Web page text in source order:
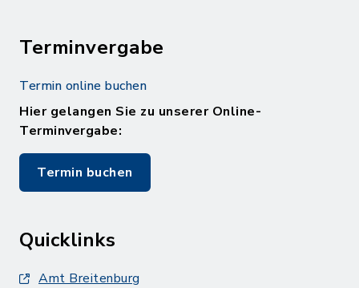
Terminvergabe
Termin online buchen
Hier gelangen Sie zu unserer Online-
Terminvergabe:
Termin buchen
Quicklinks
Amt Breitenburg